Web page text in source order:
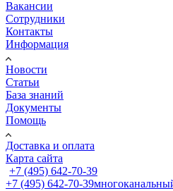
Вакансии
Сотрудники
Контакты
Информация
Новости
Статьи
База знаний
Документы
Помощь
Доставка и оплата
Карта сайта
+7 (495) 642-70-39
+7 (495) 642-70-39